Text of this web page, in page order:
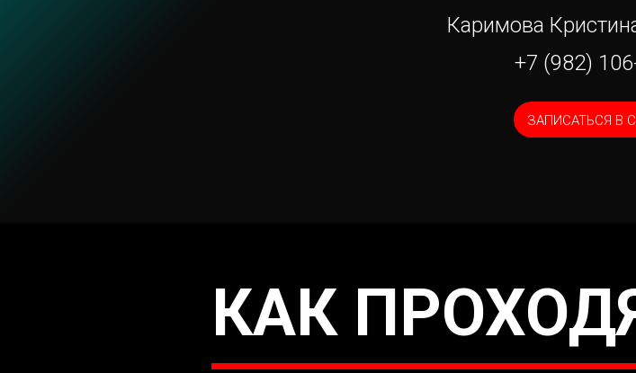
Каримова
+7 (982)
ЗАПИСАТЬСЯ В
КАК